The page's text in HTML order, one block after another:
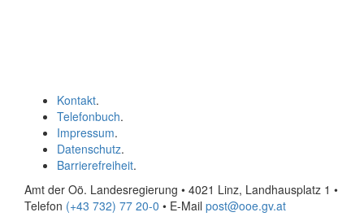
Kontakt.
Telefonbuch.
Impressum.
Datenschutz.
Barrierefreiheit.
Amt der Oö. Landesregierung • 4021 Linz, Landhausplatz 1 •
Telefon (+43 732) 77 20-0 • E-Mail post@ooe.gv.at